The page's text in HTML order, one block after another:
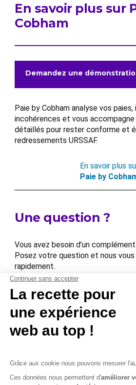
En savoir plus sur
Cobham
Demandez une
Paie by Cobham analyse vos
incohérences et vous
détaillés pour rester conforme et
redressements URSSAF.
En savoir plus
Paie by
Une question ?
Vous avez besoin d’un
Posez votre question et nous vous
rapidement.
Contactez-nous
Contactez-nous Mentions